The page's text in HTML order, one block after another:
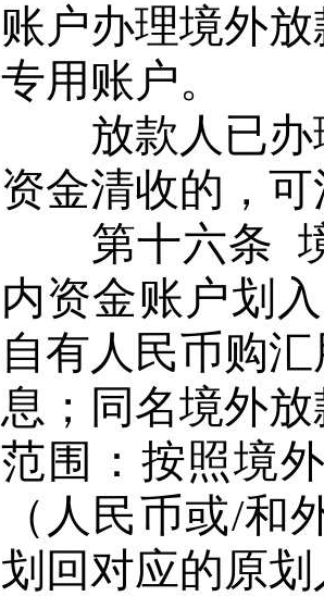
账户办理境外
专用账户。
放款人已办
资金清收的，
第十六条 境
内资金账户划
自有人民币购
息；同名境外
范围：按照境
（人民币或/和
划回对应的原